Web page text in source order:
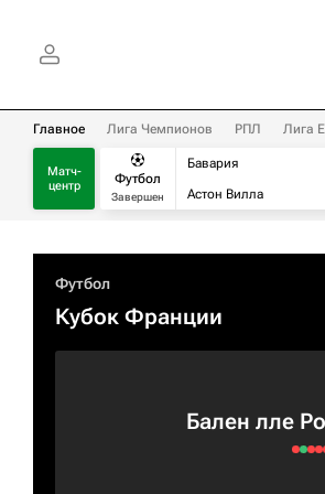
Главное Лига Чемпионов РПЛ Лига
Матч-
центр
Футбол
Завершен
Бавария
Астон Вилла
Футбол
Кубок Франции
Бален лле